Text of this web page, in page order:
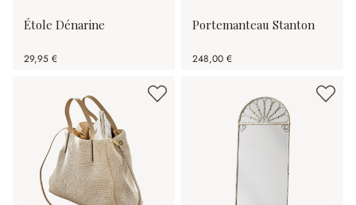
Étole Dénarine
29,95 €
Portemanteau Stanton
248,00 €